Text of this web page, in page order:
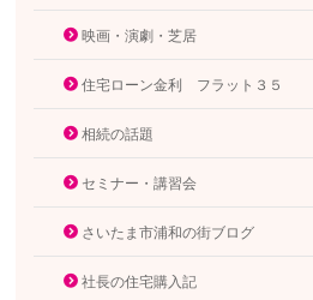
映画・演劇・芝居
住宅ローン金利 フラット３５
相続の話題
セミナー・講習会
さいたま市浦和の街ブログ
社長の住宅購入記